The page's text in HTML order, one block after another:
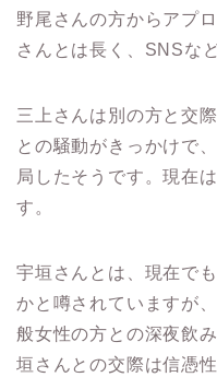
野尾さんの方からアプ
さんとは長く、SNSな
三上さんは別の方と交
との騒動がきっかけで
局したそうです。現在
す。
宇垣さんとは、現在で
かと噂されていますが
般女性の方との深夜飲
垣さんとの交際は信憑